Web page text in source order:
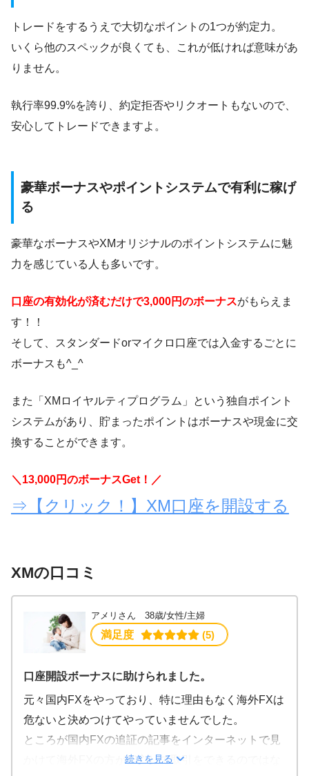
トレードをするうえで大切なポイントの1つが約定力。
いくら他のスペックが良くても、これが低ければ意味があ
りません。
執行率99.9%を誇り、約定拒否やリクオートもないので、
安心してトレードできますよ。
豪華ボーナスやポイントシステムで有利に稼げ
る
豪華なボーナスやXMオリジナルのポイントシステムに魅
力を感じている人も多いです。
口座の有効化が済むだけで3,000円のボーナスがもらえま
す！！
そして、スタンダードorマイクロ口座では入金するごとに
ボーナスも^_^
また「XMロイヤルティプログラム」という独自ポイント
システムがあり、貯まったポイントはボーナスや現金に交
換することができます。
＼13,000円のボーナスGet！／
⇒【クリック！】XM口座を開設する
XMの口コミ
アメリさん 38歳/女性/主婦
満足度 (5)
口座開設ボーナスに助けられました。
元々国内FXをやっており、特に理由もなく海外FXは
危ないと決めつけてやっていませんでした。
ところが国内FXの追証の記事をインターネットで見
かけて海外FXの方が安心して取引をできるのではな
続きを見る